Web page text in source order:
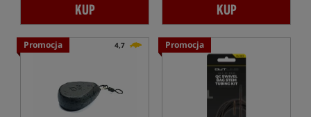
KUP KUP
Promocja 4,7 Promocja